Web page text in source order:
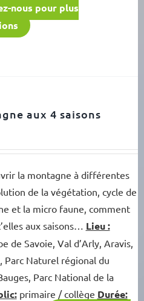
nous pour plus
aux 4 saisons
la montagne à différentes
de la végétation, cycle de
et la micro faune, comment
aux saisons… Lieu :
de Savoie, Val d’Arly, Aravis,
Parc Naturel régional du
Parc National de la
primaire / collège Durée: